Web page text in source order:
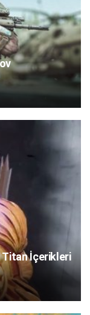
Titan İçerikleri